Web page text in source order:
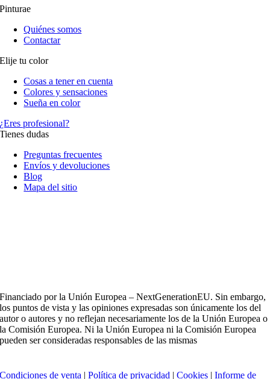
Pinturae
Quiénes somos
Contactar
Elije tu color
Cosas a tener en cuenta
Colores y sensaciones
Sueña en color
¿Eres profesional?
Tienes dudas
Preguntas frecuentes
Envíos y devoluciones
Blog
Mapa del sitio
Financiado por la Unión Europea – NextGenerationEU. Sin embargo,
los puntos de vista y las opiniones expresadas son únicamente los del
autor o autores y no reflejan necesariamente los de la Unión Europea o
la Comisión Europea. Ni la Unión Europea ni la Comisión Europea
pueden ser consideradas responsables de las mismas
Condiciones de venta |Política de privacidad |Cookies |Informe de